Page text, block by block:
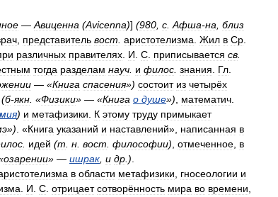
— Авиценна (Avicenna)] (980 с Афша-на близ
представитель вост аристотелизма Жил в Ср
различных правителях И С приписывается св
тогда разделам науч и филос знания Гл
— «Книга спасения») состоит из четырёх
(б-якн «Физики» — «Книга о душе») математич
) и метафизики К этому труду примыкает
») . «Книга указаний и наставлений», написанная в
идей (т н вост философии) отмеченное в
озарении» — ишрак и др )
в области метафизики гносеологии и
И С отрицает сотворённость мира во времени